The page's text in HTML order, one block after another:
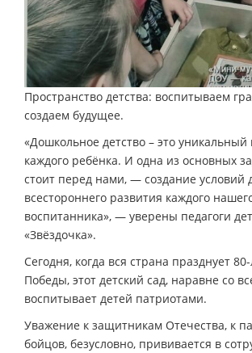
Пространство детства: воспитываем
создаем будущее.
«Дошкольное детство – это уникальный
каждого ребёнка. И одна из основных
стоит перед нами, — создание условий
всестороннего развития каждого
воспитанника», — уверены педагоги
«Звёздочка».
Сегодня, когда вся страна празднует
Победы, этот детский сад, наравне со
воспитывает детей патриотами.
Уважение к защитникам Отечества, к
бойцов, безусловно, прививается в